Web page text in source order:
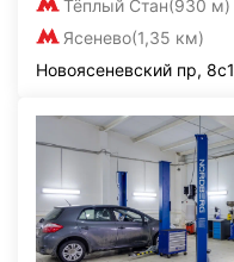
Тёплый Стан(930 м)
Ясенево(1,35 км)
Новоясеневский пр, 8с1